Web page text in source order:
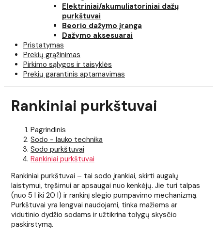
Elektriniai/akumuliatoriniai dažų
purkštuvai
Beorio dažymo įranga
Dažymo aksesuarai
Pristatymas
Prekių grąžinimas
Pirkimo sąlygos ir taisyklės
Prekių garantinis aptarnavimas
Rankiniai purkštuvai
Pagrindinis
Sodo - lauko technika
Sodo purkštuvai
Rankiniai purkštuvai
Rankiniai purkštuvai – tai sodo įrankiai, skirti augalų
laistymui, tręšimui ar apsaugai nuo kenkėjų. Jie turi talpas
(nuo 5 l iki 20 l) ir rankinį slėgio pumpavimo mechanizmą.
Purkštuvai yra lengvai naudojami, tinka mažiems ar
vidutinio dydžio sodams ir užtikrina tolygų skysčio
paskirstymą.